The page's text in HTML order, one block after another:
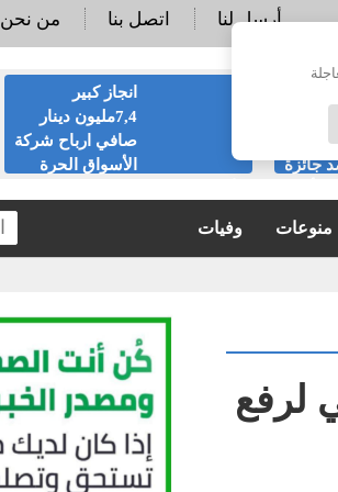
من نحن اتصل بنا أرسل لنا
جائزة
انجاز كبير
7,4مليون دينار
صافي ارباح شركة
الأسواق الحرة
منوعات وفيات
لرفع